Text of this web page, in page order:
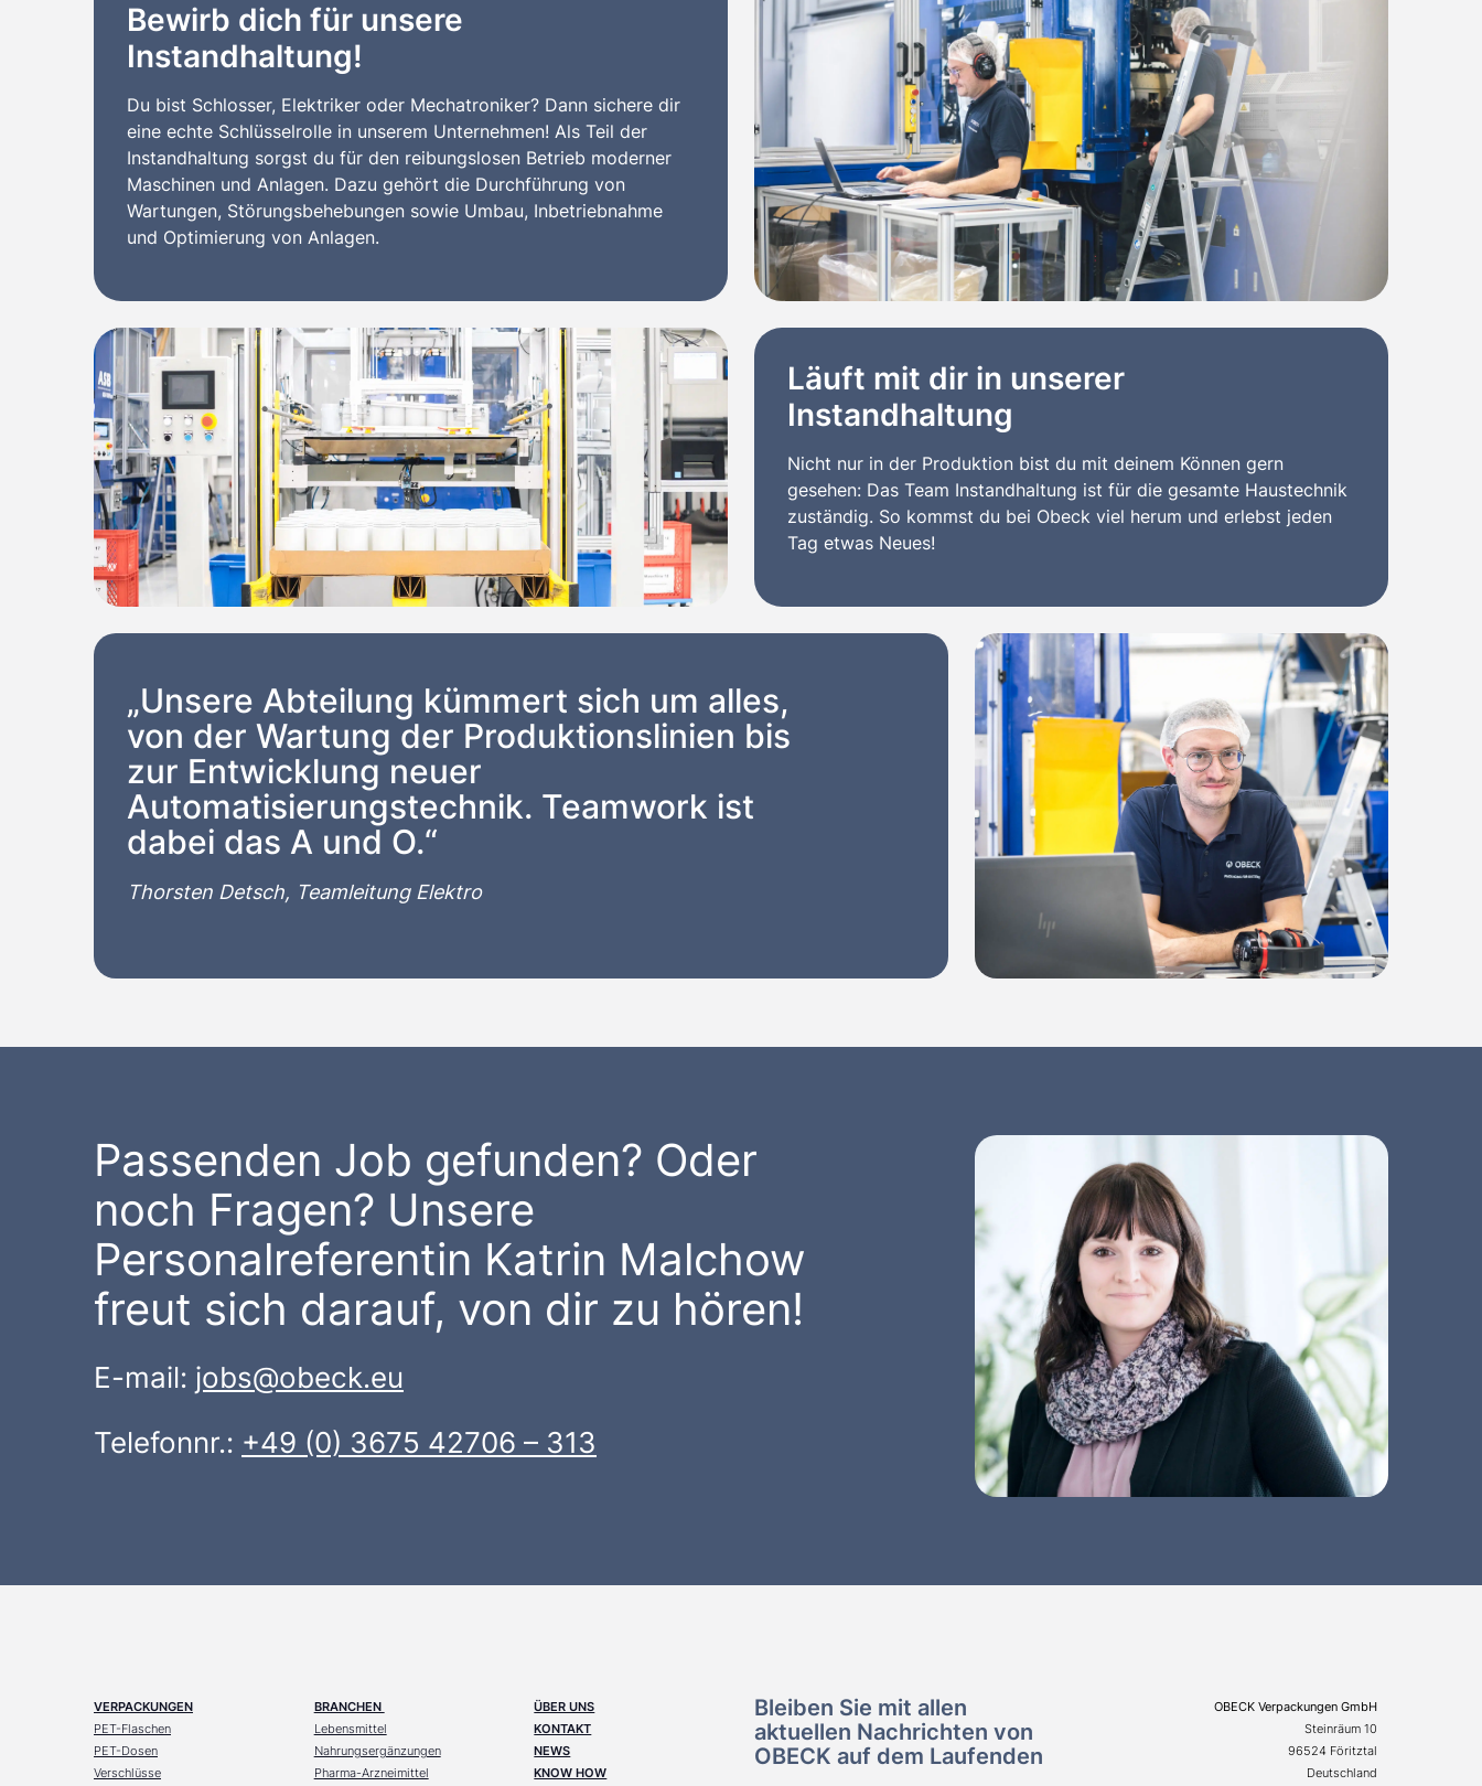
Bewirb dich für unsere
Instandhaltung!
Du bist Schlosser, Elektriker oder Mechatroniker? Dann sichere dir
eine echte Schlüsselrolle in unserem Unternehmen! Als Teil der
Instandhaltung sorgst du für den reibungslosen Betrieb moderner
Maschinen und Anlagen. Dazu gehört die Durchführung von
Wartungen, Störungsbehebungen sowie Umbau, Inbetriebnahme
und Optimierung von Anlagen.
Läuft mit dir in unserer
Instandhaltung
Nicht nur in der Produktion bist du mit deinem Können gern
gesehen: Das Team Instandhaltung ist für die gesamte Haustechnik
zuständig. So kommst du bei Obeck viel herum und erlebst jeden
Tag etwas Neues!
„Unsere Abteilung kümmert sich um alles,
von der Wartung der Produktionslinien bis
zur Entwicklung neuer
Automatisierungstechnik. Teamwork ist
dabei das A und O.“
Thorsten Detsch, Teamleitung Elektro
Passenden Job gefunden? Oder
noch Fragen? Unsere
Personalreferentin Katrin Malchow
freut sich darauf, von dir zu hören!
E-mail: jobs@obeck.eu
Telefonnr.: +49 (0) 3675 42706 – 313
VERPACKUNGEN
PET-Flaschen
PET-Dosen
Verschlüsse
BRANCHEN
Lebensmittel
Nahrungsergänzungen
Pharma-Arzneimittel
ÜBER UNS
KONTAKT
NEWS
KNOW HOW
Bleiben Sie mit allen
aktuellen Nachrichten von
OBECK auf dem Laufenden
OBECK Verpackungen GmbH
Steinräum 10
96524 Föritztal
Deutschland